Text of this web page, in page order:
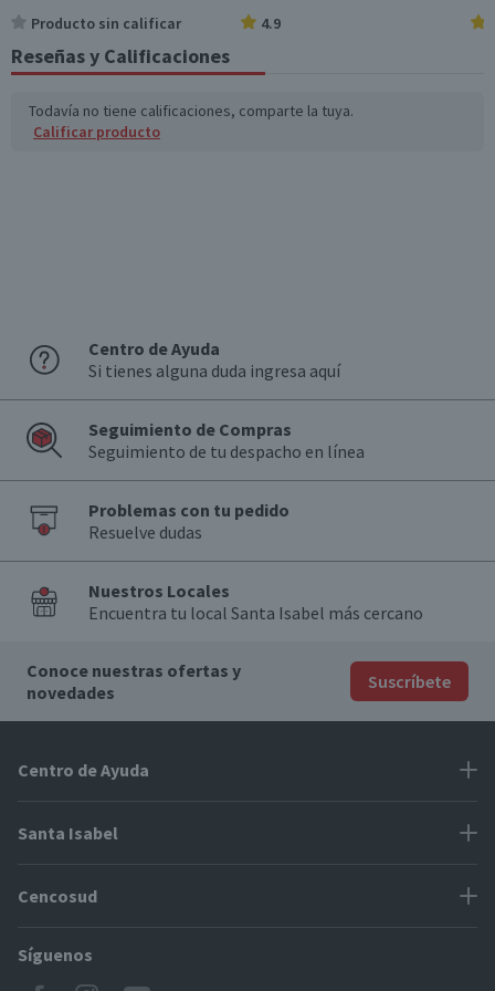
Producto sin calificar 4.9
Reseñas y Calificaciones
Todavía no tiene calificaciones, comparte la tuya.
Calificar producto
Centro de Ayuda
Si tienes alguna duda ingresa aquí
Seguimiento de Compras
Seguimiento de tu despacho en línea
Problemas con tu pedido
Resuelve dudas
Nuestros Locales
Encuentra tu local Santa Isabel más cercano
Conoce nuestras ofertas y
novedades
Suscríbete
Centro de Ayuda
Problemas con tu pedido
Cómo modificar mis datos
Modos de entrega y cobertura
Santa Isabel
Proveedores
Cencosud
Paris
Síguenos